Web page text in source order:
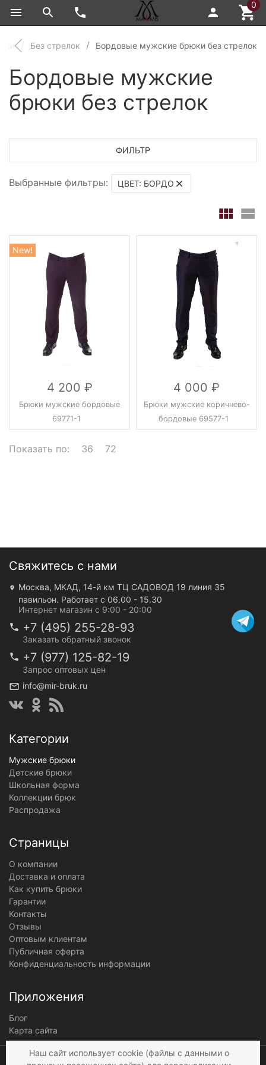
0
Без стрелок Бордовые мужские брюки без стрелок
Бордовые мужские
брюки без стрелок
ФИЛЬТР
Выбранные фильтры: ЦВЕТ: БОРДО
New!
4 200
Брюки мужские бордовые
69771-1
4 000
Брюки мужские коричнево-
бордовые 69577-1
Показать по: 36 72
Свяжитесь с нами
Москва, МКАД, 14-й км ТЦ САДОВОД 19 линия 35
павильон. Работает с 06.00 - 15.30
Интернет магазин с 9:00 - 20:00
+7 (495) 255-28-93
Заказать обратный звонок
+7 (977) 125-82-19
Запрос оптовых цен
info@mir-bruk.ru
Категории
Мужские брюки
Детские брюки
Школьная форма
Коллекции брюк
Распродажа
Страницы
О компании
Доставка и оплата
Как купить брюки
Гарантии
Контакты
Отзывы
Оптовым клиентам
Публичная оферта
Конфиденциальность информации
Приложения
Блог
Карта сайта
Мы получаем и
Наш сайт использует cookie (файлы с данными о